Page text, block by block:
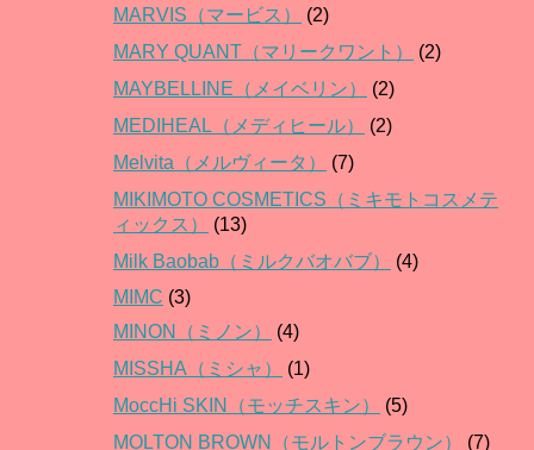
MARVIS（マービス）
(2)
MARY QUANT（マリークワント）
(2)
MAYBELLINE（メイベリン）
(2)
MEDIHEAL（メディヒール）
(2)
Melvita（メルヴィータ）
(7)
MIKIMOTO COSMETICS（ミキモトコスメテ
ィックス）
(13)
Milk Baobab（ミルクバオバブ）
(4)
MIMC (3)
MINON（ミノン）
(4)
MISSHA（ミシャ）
(1)
MoccHi SKIN（モッチスキン）
(5)
MOLTON BROWN（モルトンブラウン）
(7)